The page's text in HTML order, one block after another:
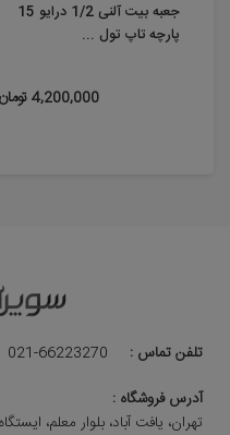
جعبه بیت آلنی 1/2 درایو 15
پارچه تاپ تول ...
4,200,000 تومان
تلفن تماس :
021-66223270
آدرس فروشگاه :
تهران، یافت آباد، بلوار معلم،